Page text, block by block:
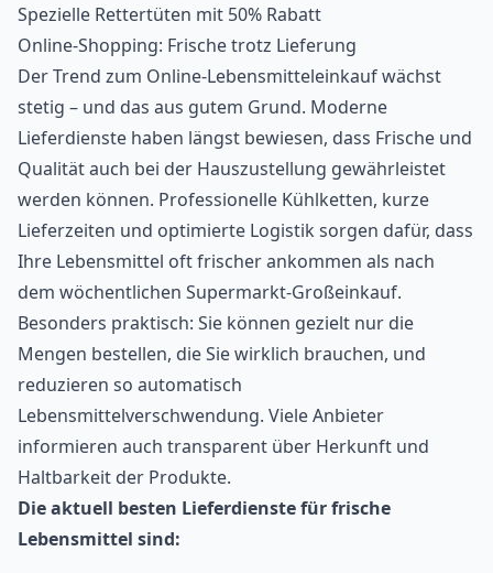
Spezielle Rettertüten mit 50% Rabatt
Online-Shopping: Frische trotz Lieferung
Der Trend zum Online-Lebensmitteleinkauf wächst
stetig – und das aus gutem Grund. Moderne
Lieferdienste haben längst bewiesen, dass Frische und
Qualität auch bei der Hauszustellung gewährleistet
werden können. Professionelle Kühlketten, kurze
Lieferzeiten und optimierte Logistik sorgen dafür, dass
Ihre Lebensmittel oft frischer ankommen als nach
dem wöchentlichen Supermarkt-Großeinkauf.
Besonders praktisch: Sie können gezielt nur die
Mengen bestellen, die Sie wirklich brauchen, und
reduzieren so automatisch
Lebensmittelverschwendung. Viele Anbieter
informieren auch transparent über Herkunft und
Haltbarkeit der Produkte.
Die aktuell besten Lieferdienste für frische
Lebensmittel sind: